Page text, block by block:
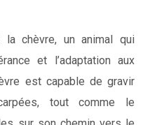
chèvre, un animal qui
et l’adaptation aux
est capable de gravir
tout comme le